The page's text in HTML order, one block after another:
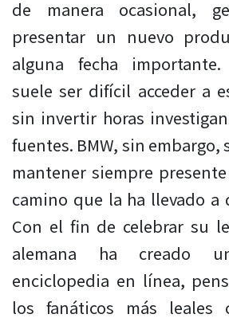
de manera ocasional,
presentar un nuevo
alguna fecha
suele ser difícil acceder a
sin invertir horas
fuentes. BMW, sin
mantener siempre
camino que la ha llevado a
Con el fin de celebrar su
alemana ha creado
enciclopedia en línea,
los fanáticos más leales